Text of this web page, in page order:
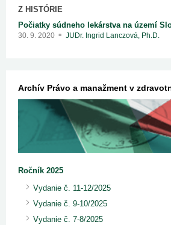
Z HISTÓRIE
Počiatky súdneho lekárstva na území
30. 9. 2020 JUDr. Ingrid Lanczová, Ph.D.
Archív Právo a manažment v
Ročník 2025
Vydanie č. 11-12/2025
Vydanie č. 9-10/2025
Vydanie č. 7-8/2025